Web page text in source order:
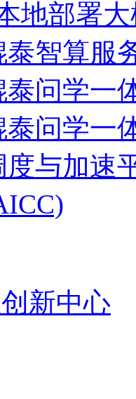
地部署
智算服
问学一
问学一
与加速
新中心